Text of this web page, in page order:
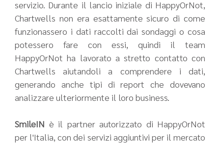
servizio. Durante il lancio iniziale di HappyOrNot,
Chartwells non era esattamente sicuro di come
funzionassero i dati raccolti dai sondaggi o cosa
potessero fare con essi, quindi il team
HappyOrNot ha lavorato a stretto contatto con
Chartwells aiutandoli a comprendere i dati,
generando anche tipi di report che dovevano
analizzare ulteriormente il loro business.
SmileIN è il partner autorizzato di HappyOrNot
per l'Italia, con dei servizi aggiuntivi per il mercato